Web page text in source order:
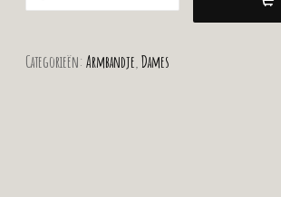
Categorieën: Armbandje Dames